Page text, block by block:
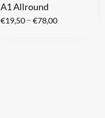
A1 Allround
€19,50 – €78,00